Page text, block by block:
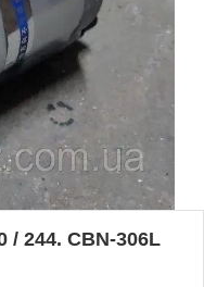
/ 244. CBN-306L